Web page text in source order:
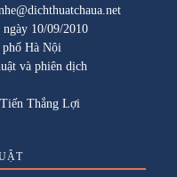
10/09/2010
phố Hà Nội
và phiên dịch
Thắng Lợi